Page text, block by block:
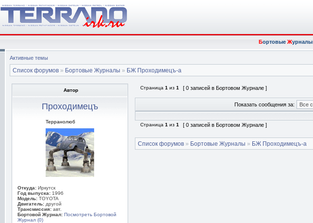
БортовыеЖурналы
Активные темы
Список форумов » Бортовые Журналы » БЖ Проходимецъ-а
Автор
Проходимецъ
Терранолюб
Откуда: Иркутск
Год выпуска: 1996
Модель: TOYOTA
Двигатель: другой
Трансмиссия: авт.
Бортовой Журнал: Посмотреть Бортовой
Журнал (0)
Страница 1 из 1 [ 0 записей в Бортовом Журнале ]
Показать сообщения за:
Страница 1 из 1 [ 0 записей в Бортовом Журнале ]
Список форумов » Бортовые Журналы » БЖ Проходимецъ-а